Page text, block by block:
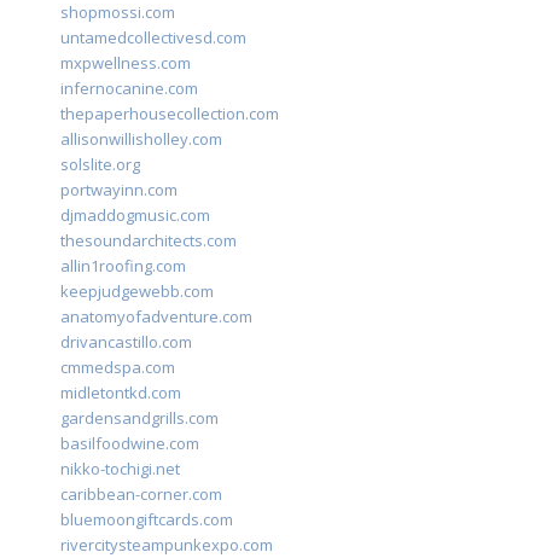
shopmossi.com
untamedcollectivesd.com
mxpwellness.com
infernocanine.com
thepaperhousecollection.com
allisonwillisholley.com
solslite.org
portwayinn.com
djmaddogmusic.com
thesoundarchitects.com
allin1roofing.com
keepjudgewebb.com
anatomyofadventure.com
drivancastillo.com
cmmedspa.com
midletontkd.com
gardensandgrills.com
basilfoodwine.com
nikko-tochigi.net
caribbean-corner.com
bluemoongiftcards.com
rivercitysteampunkexpo.com